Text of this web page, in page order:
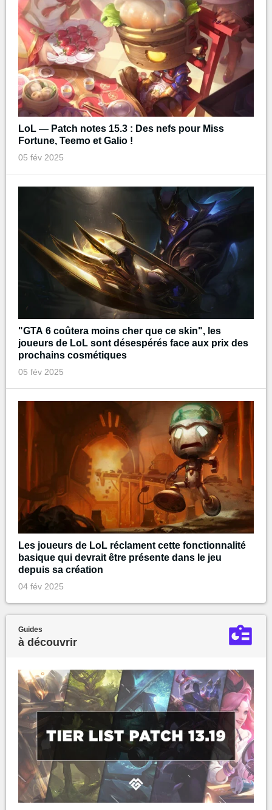
LoL — Patch notes 15.3 : Des nefs pour Miss
Fortune, Teemo et Galio !
05 fév 2025
"GTA 6 coûtera moins cher que ce skin", les
joueurs de LoL sont désespérés face aux prix des
prochains cosmétiques
05 fév 2025
Les joueurs de LoL réclament cette fonctionnalité
basique qui devrait être présente dans le jeu
depuis sa création
04 fév 2025
Guides
à découvrir